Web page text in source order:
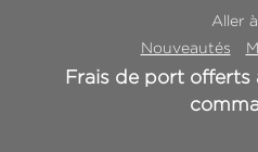
Aller
Nouveautés
Frais de port